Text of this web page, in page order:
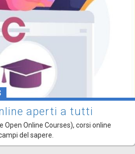
aperti a tutti
Open Online Courses), corsi online
del sapere.